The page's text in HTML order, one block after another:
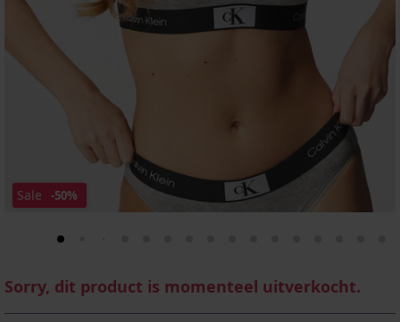
Sale -50%
Sorry, dit product is momenteel uitverkocht.